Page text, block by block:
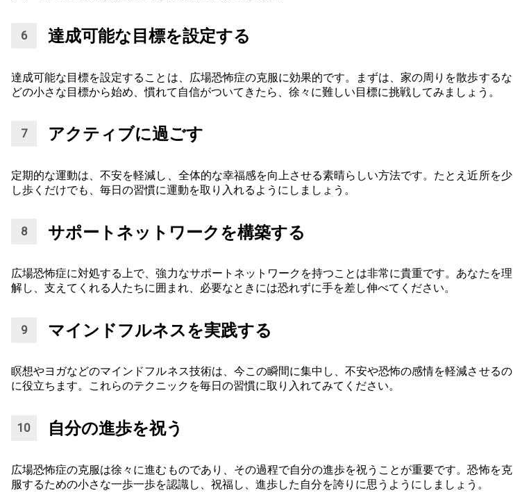
達成可能な目標を設定する
達成可能な目標を設定することは、広場恐怖症の克服に効果的です。まずは、家の周りを散歩するな
どの小さな目標から始め、慣れて自信がついてきたら、徐々に難しい目標に挑戦してみましょう。
アクティブに過ごす
定期的な運動は、不安を軽減し、全体的な幸福感を向上させる素晴らしい方法です。たとえ近所を少
し歩くだけでも、毎日の習慣に運動を取り入れるようにしましょう。
サポートネットワークを構築する
広場恐怖症に対処する上で、強力なサポートネットワークを持つことは非常に貴重です。あなたを理
解し、支えてくれる人たちに囲まれ、必要なときには恐れずに手を差し伸べてください。
マインドフルネスを実践する
瞑想やヨガなどのマインドフルネス技術は、今この瞬間に集中し、不安や恐怖の感情を軽減させるの
に役立ちます。これらのテクニックを毎日の習慣に取り入れてみてください。
自分の進歩を祝う
広場恐怖症の克服は徐々に進むものであり、その過程で自分の進歩を祝うことが重要です。恐怖を克
服するための小さな一歩一歩を認識し、祝福し、進歩した自分を誇りに思うようにしましょう。